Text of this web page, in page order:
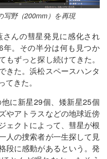
写野（200mm）を再現
んの彗星発見に感化され
。その半分は何も見つか
ずっと探し続けてきた。
きた。浜松スペースハンタ
きた。
に新星29個、矮新星25個
やアトラスなどの地球近傍
ェクトによって、彗星が根
人の捜索者が一生探して見
段に感動があるという。発